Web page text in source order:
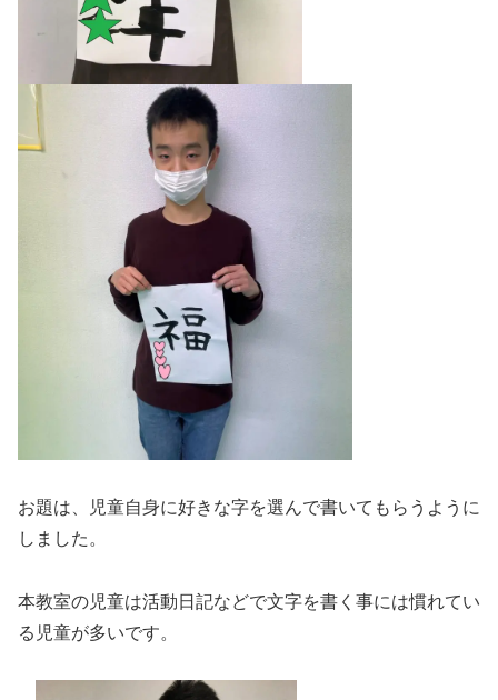
お題は、児童自身に好きな字を選んで書いてもらうように
しました。
本教室の児童は活動日記などで文字を書く事には慣れてい
る児童が多いです。